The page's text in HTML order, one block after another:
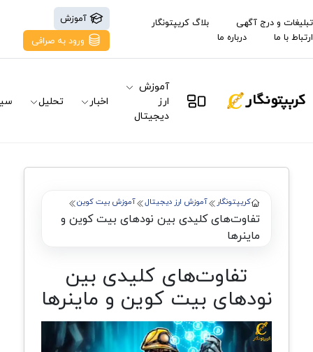
تبلیغات و درج آگهی
بلاگ کریپتونگار
ارتباط با ما
درباره ما
آموزش
ورود به صرافی
آموزش
ارز
دیجیتال
اخبار تحلیل
کریپتونگار آموزش ارز دیجیتال آموزش بیت کوین
تفاوت‌های کلیدی بین نودهای بیت‌ کوین و
ماینرها
تفاوت‌های کلیدی بین
نودهای بیت‌ کوین و ماینرها